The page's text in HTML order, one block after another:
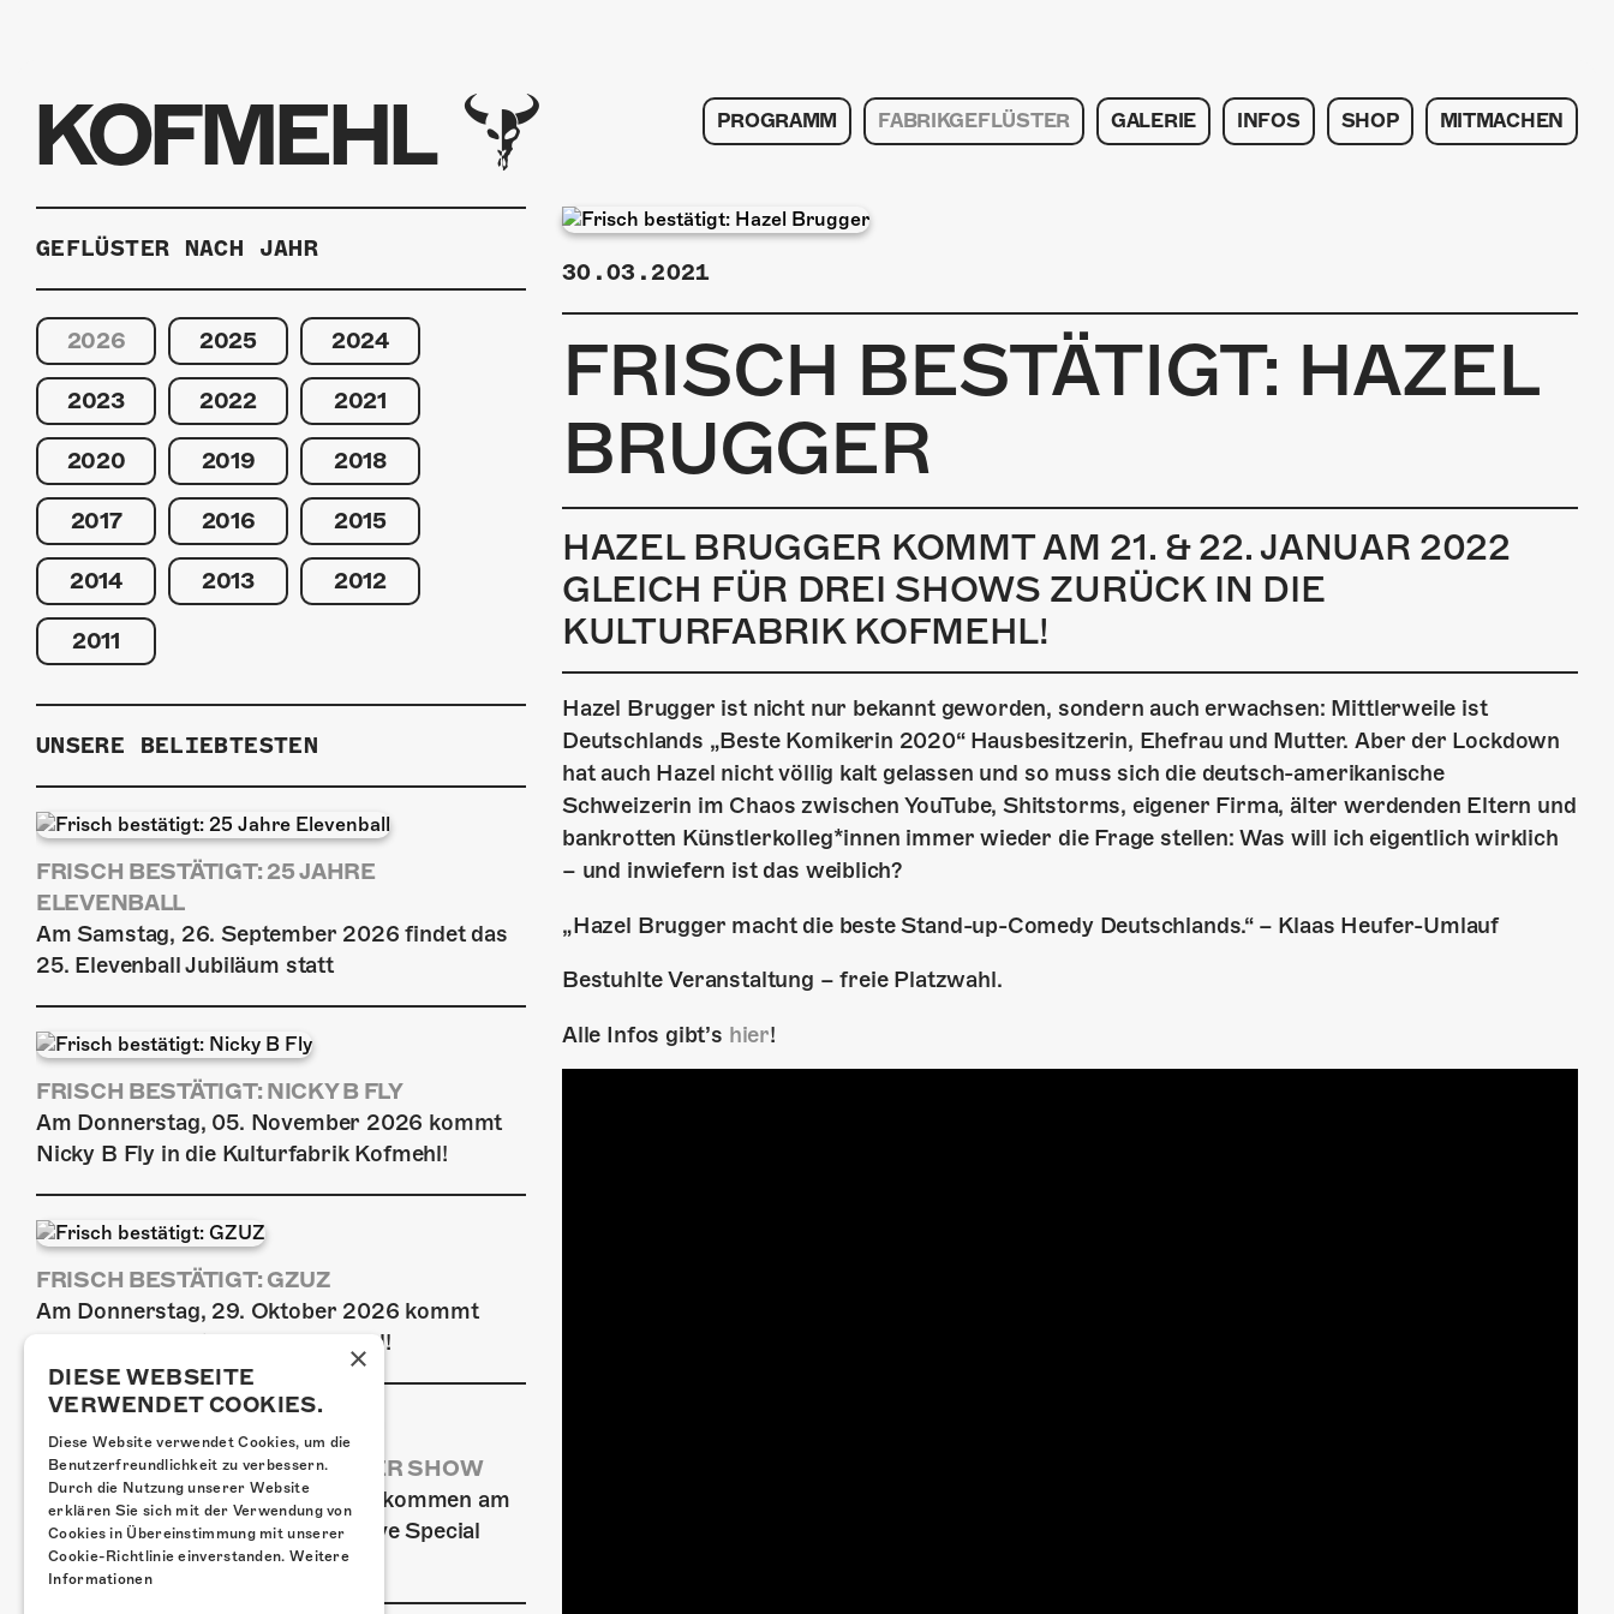
KOFMEHL PROGRAMM FABRIKGEFLÜSTER GALERIE INFOS SHOP MITMACHEN
30.03.2021
FRISCH BESTÄTIGT: HAZEL
BRUGGER
HAZEL BRUGGER KOMMT AM 21. & 22. JANUAR 2022
GLEICH FÜR DREI SHOWS ZURÜCK IN DIE
KULTURFABRIK KOFMEHL!
Hazel Brugger ist nicht nur bekannt geworden, sondern auch erwachsen: Mittlerweile ist
Deutschlands „Beste Komikerin 2020“ Hausbesitzerin, Ehefrau und Mutter. Aber der Lockdown
hat auch Hazel nicht völlig kalt gelassen und so muss sich die deutsch-amerikanische
Schweizerin im Chaos zwischen YouTube, Shitstorms, eigener Firma, älter werdenden Eltern und
bankrotten Künstlerkolleg*innen immer wieder die Frage stellen: Was will ich eigentlich wirklich
– und inwiefern ist das weiblich?
„Hazel Brugger macht die beste Stand-up-Comedy Deutschlands.“ – Klaas Heufer-Umlauf
Bestuhlte Veranstaltung – freie Platzwahl.
Alle Infos gibt’s hier!
GEFLÜSTER NACH JAHR
2026 2025 2024
2023 2022 2021
2020 2019 2018
2017 2016 2015
2014 2013 2012
2011
UNSERE BELIEBTESTEN
FRISCH BESTÄTIGT: 25 JAHRE
ELEVENBALL
Am Samstag, 26. September 2026 findet das
25. Elevenball Jubiläum statt
FRISCH BESTÄTIGT: NICKY B FLY
Am Donnerstag, 05. November 2026 kommt
Nicky B Fly in die Kulturfabrik Kofmehl!
FRISCH BESTÄTIGT: GZUZ
Am Donnerstag, 29. Oktober 2026 kommt
GZUZ in die Kulturfabrik Kofmehl!
AIRBOURNE - SPECIAL SUMMER SHOW
Wow, das ist ein Ding! Airbourne kommen am
MI, 22. Juli 2026 für eine exklusive Special
Summer Show ins Kofmehl.
×
DIESE WEBSEITE
VERWENDET COOKIES.
Diese Website verwendet Cookies, um die
Benutzerfreundlichkeit zu verbessern.
Durch die Nutzung unserer Website
erklären Sie sich mit der Verwendung von
Cookies in Übereinstimmung mit unserer
Cookie-Richtlinie einverstanden. Weitere
Informationen